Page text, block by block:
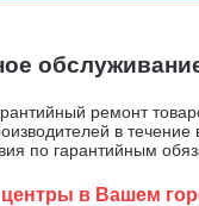
ремонт
в течение
по гарантийным
в Вашем